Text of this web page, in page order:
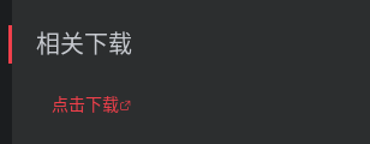
相关下载
点击下载